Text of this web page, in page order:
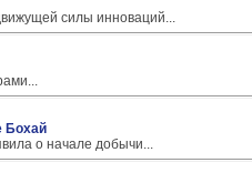
силы инноваций...
Бохай
о начале добычи...